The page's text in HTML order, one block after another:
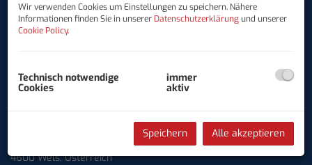
Partner
Impressum
Mitarbeiter Login
4600 Wels, Österreich
Wir verwenden Cookies um Einstellungen zu speichern. Nähere
Informationen finden Sie in unserer Datenschutzerklärung und unserer
Cookie Policy.
Technisch notwendige
Cookies
immer
aktiv
Speichern Alle akzeptieren